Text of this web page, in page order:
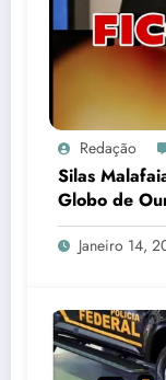
Redação
Silas
Globo de
cretino”
Janeiro 14,